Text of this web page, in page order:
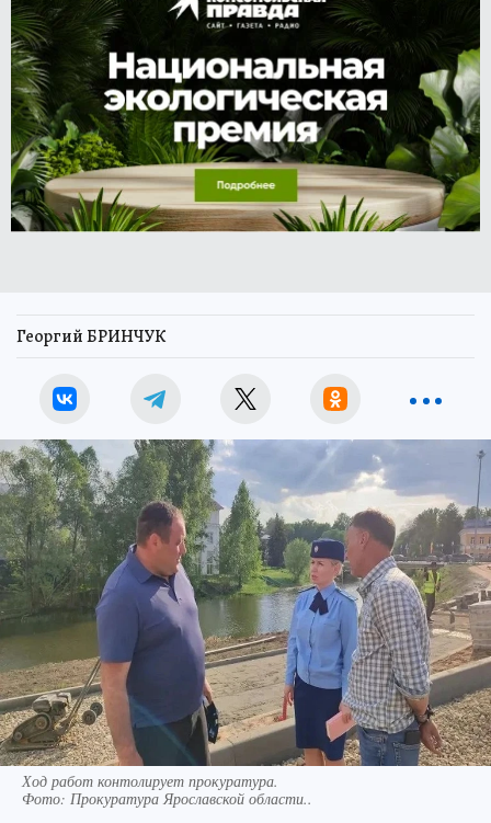
Георгий БРИНЧУК
Ход работ контолирует прокуратура.
Фото: Прокуратура Ярославской области..